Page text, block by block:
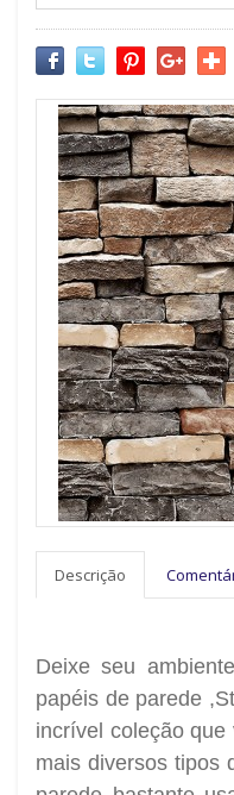
Descrição
Deixe seu
papéis de parede
incrível coleção
mais diversos tipos